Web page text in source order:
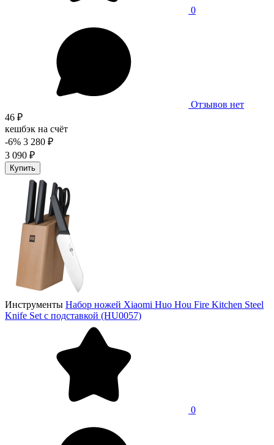
0
Отзывов нет
46 ₽
кешбэк на счёт
-6% 3 280 ₽
3 090 ₽
Купить
Инструменты Набор ножей Xiaomi Huo Hou Fire Kitchen Steel
Knife Set с подставкой (HU0057)
0